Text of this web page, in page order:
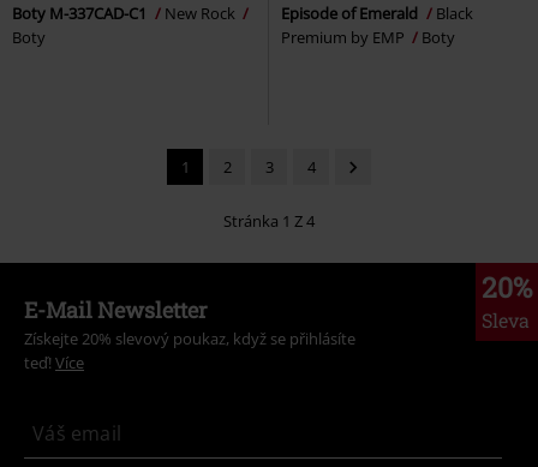
Boty M-337CAD-C1
New Rock
Boty
Episode of Emerald
Black
Premium by EMP
Boty
1 2 3 4
Stránka 1 Z 4
20%
Sleva
E-Mail Newsletter
Získejte 20% slevový poukaz, když se přihlásíte
teď! Více